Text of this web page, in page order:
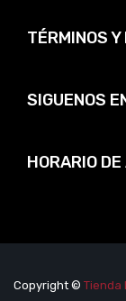
TÉRMINOS
SIGUENOS
HORARIO
Copyright © Tienda